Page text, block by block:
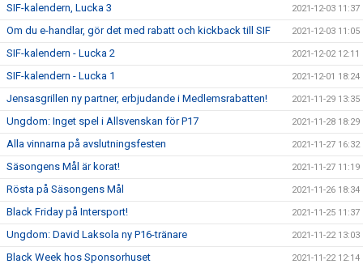
SIF-kalendern, Lucka 3 2021-12-03 11:37
Om du e-handlar, gör det med rabatt och kickback till SIF 2021-12-03 11:05
SIF-kalendern - Lucka 2 2021-12-02 12:11
SIF-kalendern - Lucka 1 2021-12-01 18:24
Jensasgrillen ny partner, erbjudande i Medlemsrabatten! 2021-11-29 13:35
Ungdom: Inget spel i Allsvenskan för P17 2021-11-28 18:29
Alla vinnarna på avslutningsfesten 2021-11-27 16:32
Säsongens Mål är korat! 2021-11-27 11:19
Rösta på Säsongens Mål 2021-11-26 18:34
Black Friday på Intersport! 2021-11-25 11:37
Ungdom: David Laksola ny P16-tränare 2021-11-22 13:03
Black Week hos Sponsorhuset 2021-11-22 12:14